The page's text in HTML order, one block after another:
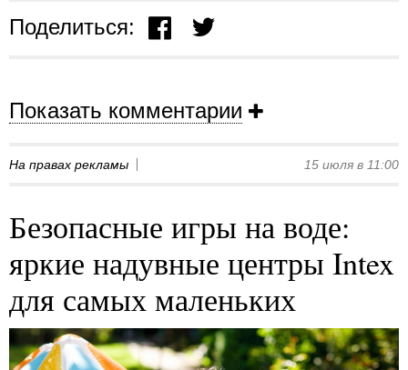
Поделиться:
Показать комментарии
На правах рекламы 15 июля в 11:00
Безопасные игры на воде:
яркие надувные центры Intex
для самых маленьких